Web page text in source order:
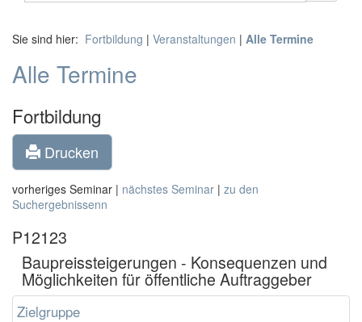
Sie sind hier: Fortbildung | Veranstaltungen | Alle Termine
Alle Termine
Fortbildung
Drucken
vorheriges Seminar | nächstes Seminar | zu den
Suchergebnissenn
P12123
Baupreissteigerungen - Konsequenzen und
Möglichkeiten für öffentliche Auftraggeber
Zielgruppe